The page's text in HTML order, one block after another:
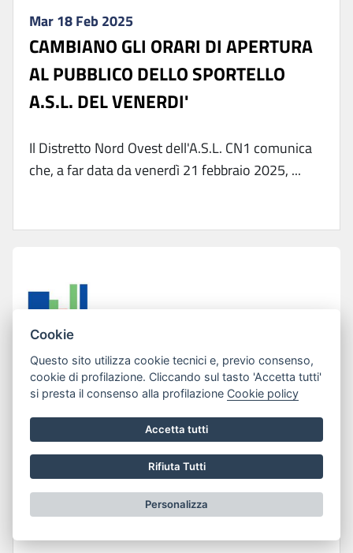
Mar 18 Feb 2025
CAMBIANO GLI ORARI DI APERTURA
AL PUBBLICO DELLO SPORTELLO
A.S.L. DEL VENERDI'
Il Distretto Nord Ovest dell'A.S.L. CN1 comunica
che, a far data da venerdì 21 febbraio 2025, ...
Lun 13 Gen 2025
LINEE GUIDA PER LA MACELLAZIONE
DI SUINI ED OVI-CAPRINI PER USO
Cookie
Questo sito utilizza cookie tecnici e, previo consenso,
cookie di profilazione. Cliccando sul tasto 'Accetta tutti'
si presta il consenso alla profilazione Cookie policy
Accetta tutti
Rifiuta Tutti
Personalizza